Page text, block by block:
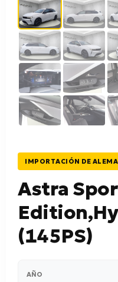
IMPORTACIÓN DE
Astra
(145PS)
AÑO